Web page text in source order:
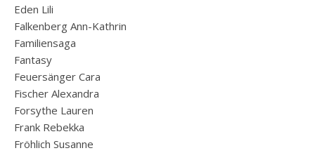
Eden Lili
Falkenberg Ann-Kathrin
Familiensaga
Fantasy
Feuersänger Cara
Fischer Alexandra
Forsythe Lauren
Frank Rebekka
Fröhlich Susanne